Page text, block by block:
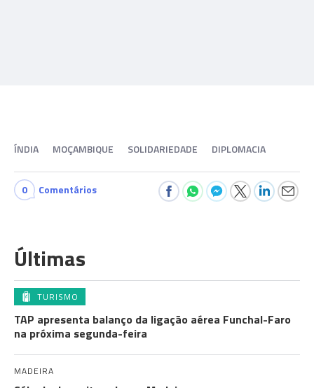
ÍNDIA MOÇAMBIQUE SOLIDARIEDADE DIPLOMACIA
0 Comentários
Últimas
TURISMO
TAP apresenta balanço da ligação aérea Funchal-Faro
na próxima segunda-feira
MADEIRA